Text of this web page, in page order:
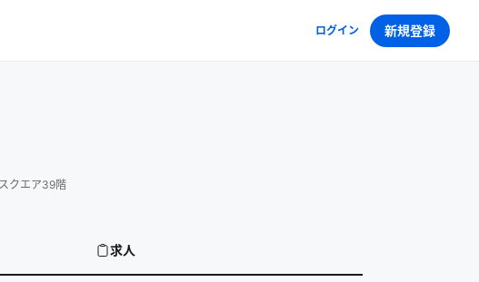
ログイン 新規登録
クエア39階
求人